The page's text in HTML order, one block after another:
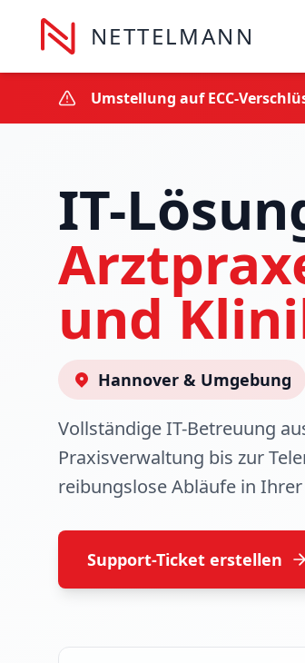
NETTELMANN
Umstellung auf ECC-
IT-
und
Hannover & Umgebung
Vollständige IT-Betreuung
Praxisverwaltung bis zur
reibungslose Abläufe in
Support-Ticket erstellen